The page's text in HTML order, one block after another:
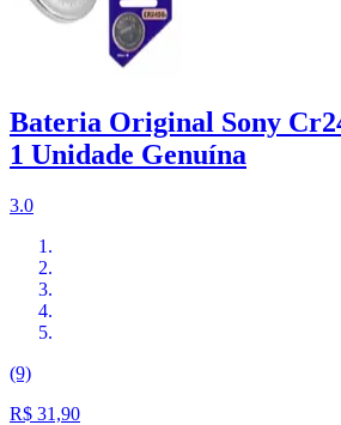
Bateria Original Sony
1 Unidade Genuína
3.0
(9)
R$ 31,90